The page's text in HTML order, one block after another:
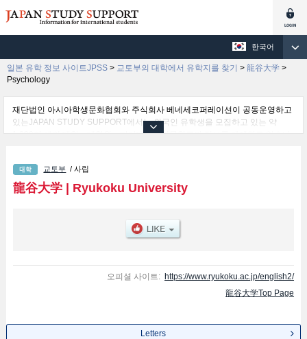
한국어
일본 유학 정보 사이트JPSS > 교토부의 대학에서 유학지를 찾기 > 龍谷大学 >
Psychology
재단법인 아시아학생문화협회와 주식회사 베네세코퍼레이션이 공동운영하고
있는JAPAN STUDY SUPPORT에서는 외국인 유학생을 모집하고 있는 약
1,300여 개의 대학・대학원・단기대학・전문학교의 정보를 게재하고 있습니
Economics 학부및Business Administration 학부및Law 학부및Advanced
Science and Technology 학부및Sociology 학부및International Studies 학부
및Policy Science 학부및Agriculture 학부및Psychology 학부 등의 학부별 정
에게 유익하고 필요한 정보를 게재하고 있으므로 많이 이용해 주시기 바랍니
교토부 / 사립
龍谷大学| Ryukoku University
오피셜 사이트: https://www.ryukoku.ac.jp/english2/
龍谷大学Top Page
Letters